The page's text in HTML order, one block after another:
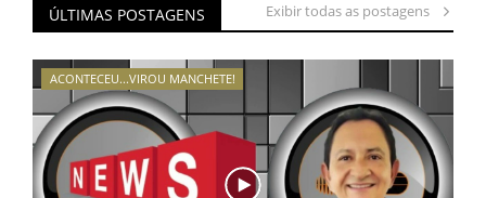
ÚLTIMAS POSTAGENS Exibir todas as postagens
ACONTECEU...VIROU MANCHETE!